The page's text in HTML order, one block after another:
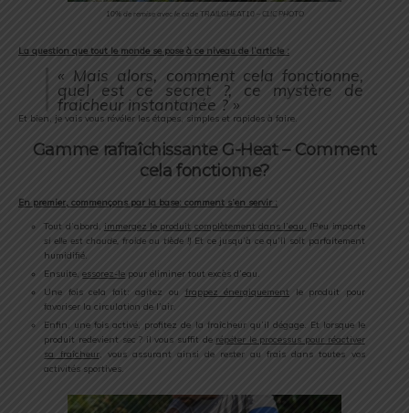
10% de remise avec le code TRAILGHEAT10 – CLIC PHOTO
La question que tout le monde se pose à ce niveau de l’article :
« Mais alors, comment cela fonctionne,
quel est ce secret ?, ce mystère de
fraicheur instantanée ? »
Et bien, je vais vous révéler les étapes, simples et rapides à faire.
Gamme rafraîchissante G-Heat – Comment
cela fonctionne?
En premier, commençons par la base: comment s’en servir :
Tout d’abord, immergez le produit complètement dans l’eau. (Peu importe
si elle est chaude, froide ou tiède !) Et ce jusqu’à ce qu’il soit parfaitement
humidifié.
Ensuite,essorez-le pour éliminer tout excès d’eau.
Une fois cela fait: agitez ou frappez énergiquement le produit pour
favoriser la circulation de l’air.
Enfin, une fois activé, profitez de la fraîcheur qu’il dégage. Et lorsque le
produit redevient sec ? il vous suffit de répéter le processus pour réactiver
sa fraîcheur, vous assurant ainsi de rester au frais dans toutes vos
activités sportives.